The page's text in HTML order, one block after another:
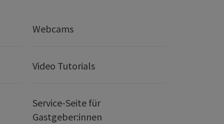
Webcams
Video Tutorials
Service-Seite für
Gastgeber:innen